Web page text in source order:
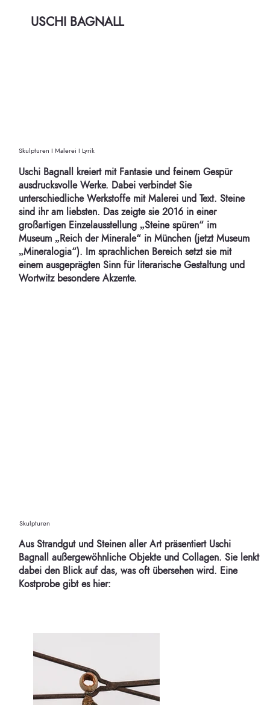
USCHI BAGNALL
Skulpturen
Aus Strandgut und Steinen aller Art präsentiert Uschi
Bagnall außergewöhnliche Objekte und Collagen. Sie lenkt
dabei den Blick auf das, was oft übersehen wird. Eine
Kostprobe gibt es hier:
Skulpturen I Malerei I Lyrik
Uschi Bagnall kreiert mit Fantasie und feinem Gespür
ausdrucksvolle Werke. Dabei verbindet Sie
unterschiedliche Werkstoffe mit Malerei und Text. Steine
sind ihr am liebsten. Das zeigte sie 2016 in einer
großartigen Einzelausstellung „Steine spüren“ im
Museum „Reich der Minerale“ in München (jetzt Museum
„Mineralogia“). Im sprachlichen Bereich setzt sie mit
einem ausgeprägten Sinn für literarische Gestaltung und
Wortwitz besondere Akzente.